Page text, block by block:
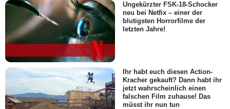
Ungekürzter FSK-18-Schocker
neu bei Netfix – einer der
blutigsten Horrorfilme der
letzten Jahre!
Ihr habt euch diesen Action-
Kracher gekauft? Dann habt ihr
jetzt wahrscheinlich einen
falschen Film zuhause! Das
müsst ihr nun tun